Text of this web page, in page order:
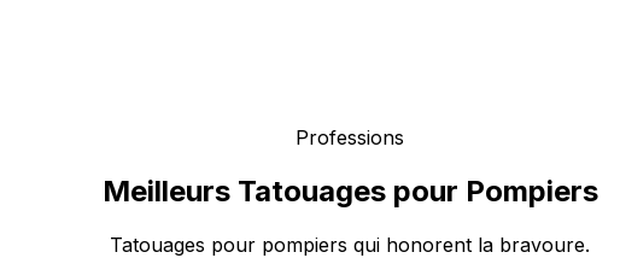
Professions
Meilleurs Tatouages pour Pompiers
Tatouages pour pompiers qui honorent la bravoure.